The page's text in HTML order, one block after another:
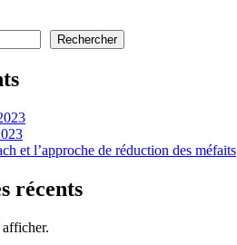
Rechercher
et l’approche de réduction des méfaits
récents